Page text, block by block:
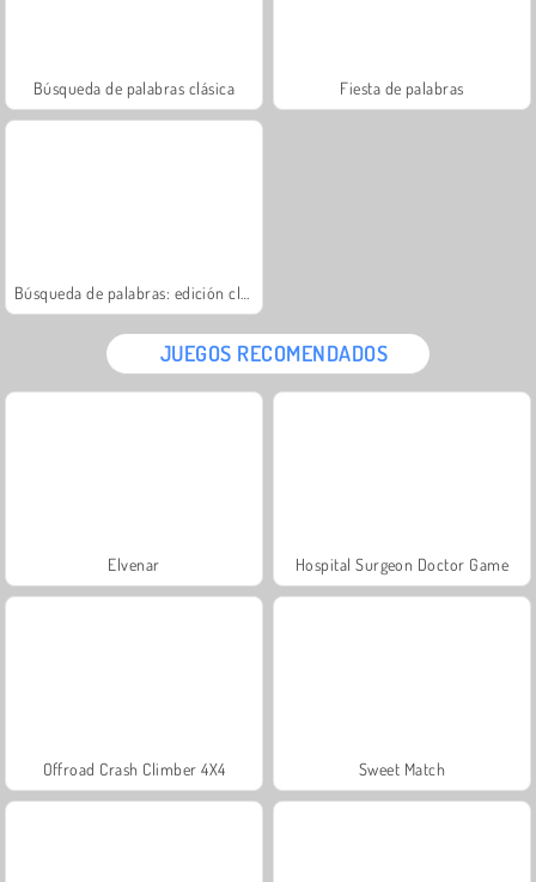
Búsqueda de palabras clásica Fiesta de palabras
JUEGOS RECOMENDADOS
Elvenar Hospital Surgeon Doctor Game
Offroad Crash Climber 4X4 Sweet Match